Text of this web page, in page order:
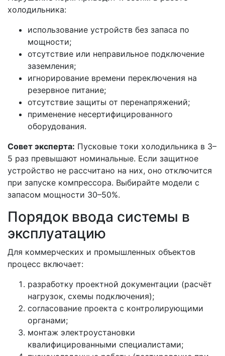
холодильника:
использование устройств без запаса по
мощности;
отсутствие или неправильное подключение
заземления;
игнорирование времени переключения на
резервное питание;
отсутствие защиты от перенапряжений;
применение несертифицированного
оборудования.
Совет эксперта: Пусковые токи холодильника в 3–
5 раз превышают номинальные. Если защитное
устройство не рассчитано на них, оно отключится
при запуске компрессора. Выбирайте модели с
запасом мощности 30–50%.
Порядок ввода системы в
эксплуатацию
Для коммерческих и промышленных объектов
процесс включает:
разработку проектной документации (расчёт
нагрузок, схемы подключения);
согласование проекта с контролирующими
органами;
монтаж электроустановки
квалифицированными специалистами;